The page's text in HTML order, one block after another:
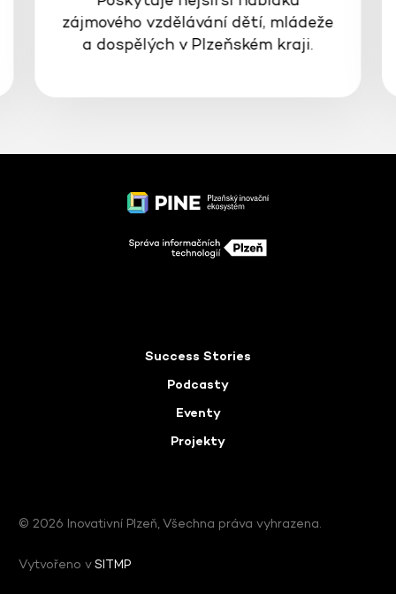
zájmového vzdělávání dětí, mládeže
a dospělých v Plzeňském kraji.
Success Stories
Podcasty
Eventy
Projekty
© 2026 Inovativní Plzeň, Všechna práva vyhrazena.
Vytvořeno vSITMP